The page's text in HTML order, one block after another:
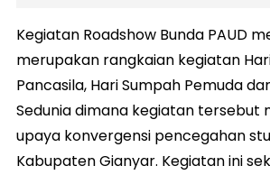
Kegiatan Roadshow Bunda PAUD
merupakan rangkaian kegiatan
Pancasila, Hari Sumpah Pemuda
Sedunia dimana kegiatan tersebut
upaya konvergensi pencegahan
Kabupaten Gianyar. Kegiatan ini